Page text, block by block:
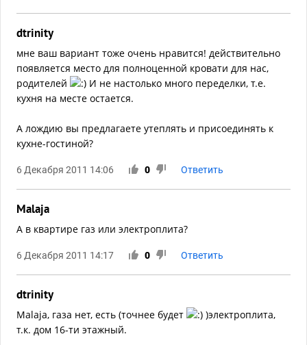
dtrinity
мне ваш вариант тоже очень нравится! действительно
появляется место для полноценной кровати для нас,
родителей
И не настолько много переделки, т.е.
кухня на месте остается.
А лождию вы предлагаете утеплять и присоединять к
кухне-гостиной?
6 Декабря 2011 14:06 0 Ответить
Malaja
А в квартире газ или электроплита?
6 Декабря 2011 14:17 0 Ответить
dtrinity
Malaja, газа нет, есть (точнее будет
)электроплита,
т.к. дом 16-ти этажный.